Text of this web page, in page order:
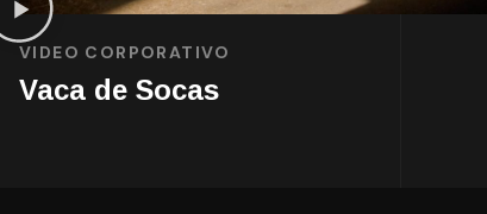
VIDEO CORPORATIVO
Vaca de Socas